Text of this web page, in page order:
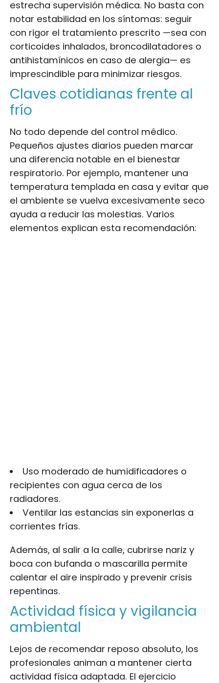
estrecha supervisión médica. No basta con
notar estabilidad en los síntomas: seguir
con rigor el tratamiento prescrito —sea con
corticoides inhalados, broncodilatadores o
antihistamínicos en caso de alergia— es
imprescindible para minimizar riesgos.
Claves cotidianas frente al
frío
No todo depende del control médico.
Pequeños ajustes diarios pueden marcar
una diferencia notable en el bienestar
respiratorio. Por ejemplo, mantener una
temperatura templada en casa y evitar que
el ambiente se vuelva excesivamente seco
ayuda a reducir las molestias. Varios
elementos explican esta recomendación:
Uso moderado de humidificadores o
recipientes con agua cerca de los
radiadores.
Ventilar las estancias sin exponerlas a
corrientes frías.
Además, al salir a la calle, cubrirse nariz y
boca con bufanda o mascarilla permite
calentar el aire inspirado y prevenir crisis
repentinas.
Actividad física y vigilancia
ambiental
Lejos de recomendar reposo absoluto, los
profesionales animan a mantener cierta
actividad física adaptada. El ejercicio